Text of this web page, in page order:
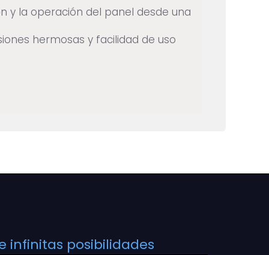
y la operación del panel desde una
hermosas y facilidad de uso
infinitas posibilidades